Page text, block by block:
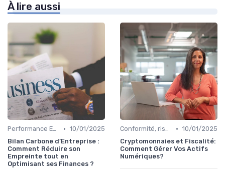
À lire aussi
Performance ESG & finance durable • 10/01/2025
Bilan Carbone d’Entreprise :
Comment Réduire son
Empreinte tout en
Optimisant ses Finances ?
Conformité, risques & réglementation • 10/01/2025
Cryptomonnaies et Fiscalité:
Comment Gérer Vos Actifs
Numériques?